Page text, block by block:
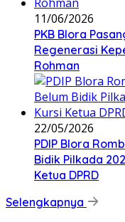
11/06/2026
PKB Blora
Regenerasi
Rohman
22/05/2026
PDIP Blora
Bidik Pilkada
Ketua DPRD
Selengkapnya